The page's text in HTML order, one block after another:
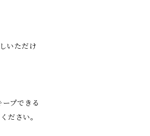
いただけ
プできる
ださい。